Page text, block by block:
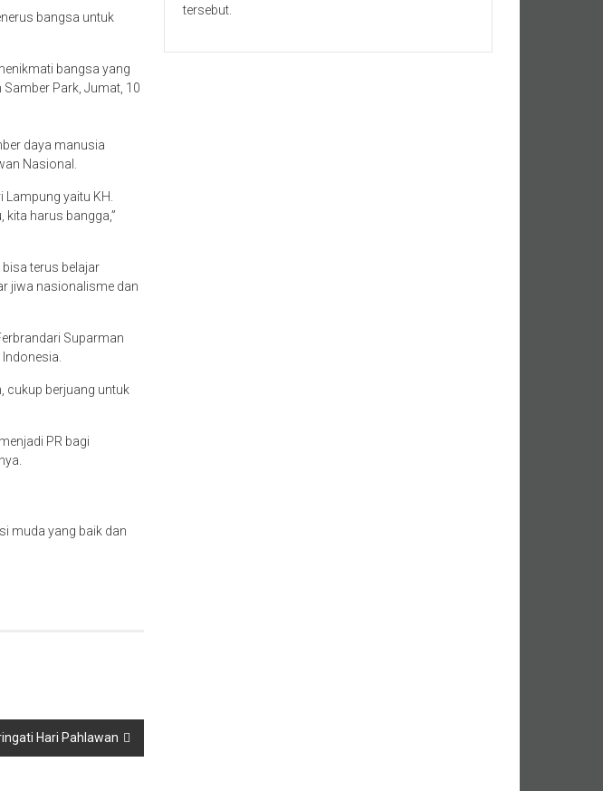
bangsa untuk
bangsa yang
Park, Jumat, 10
daya manusia
Nasional.
Lampung yaitu KH.
kita harus bangga,”
terus belajar
jiwa nasionalisme dan
Suparman
cukup berjuang untuk
PR bagi
muda yang baik dan
Hari Pahlawan
tersebut.